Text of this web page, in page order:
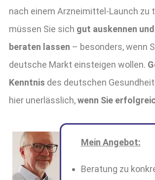
nach einem Arzneimittel-Launch zu
müssen Sie sich gut auskennen
beraten lassen – besonders, wenn
deutsche Markt einsteigen wollen.
Kenntnis des deutschen
hier unerlässlich,wenn Sie
Mein Angebot:
Beratung zu